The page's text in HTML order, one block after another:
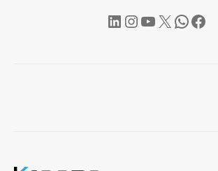
LinkedIn
Instagram
YouTube
X